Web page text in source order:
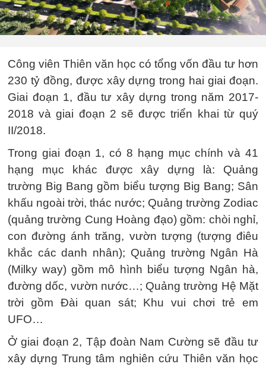
Công viên Thiên văn học có tổng vốn đầu tư hơn
230 tỷ đồng, được xây dựng trong hai giai đoạn.
Giai đoạn 1, đầu tư xây dựng trong năm 2017-
2018 và giai đoạn 2 sẽ được triển khai từ quý
II/2018.
Trong giai đoạn 1, có 8 hạng mục chính và 41
hạng mục khác được xây dựng là: Quảng
trường Big Bang gồm biểu tượng Big Bang; Sân
khấu ngoài trời, thác nước; Quảng trường Zodiac
(quảng trường Cung Hoàng đạo) gồm: chòi nghỉ,
con đường ánh trăng, vườn tượng (tượng điêu
khắc các danh nhân); Quảng trường Ngân Hà
(Milky way) gồm mô hình biểu tượng Ngân hà,
đường dốc, vườn nước…; Quảng trường Hệ Mặt
trời gồm Đài quan sát; Khu vui chơi trẻ em
UFO…
Ở giai đoạn 2, Tập đoàn Nam Cường sẽ đầu tư
xây dựng Trung tâm nghiên cứu Thiên văn học